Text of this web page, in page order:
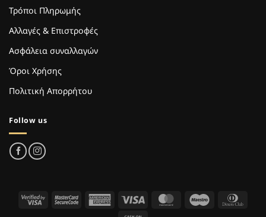
Τρόποι Πληρωμής
Αλλαγές & Επιστροφές
Ασφάλεια συναλλαγών
Όροι Χρήσης
Πολιτική Απορρήτου
Follow us
Visa
MasterCard American
MasterCard Maestro